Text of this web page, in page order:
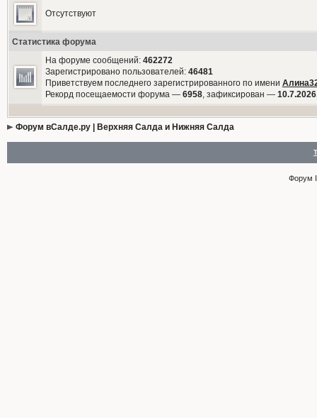
Отсутствуют
Статистика форума
На форуме сообщений: 462272
Зарегистрировано пользователей: 46481
Приветствуем последнего зарегистрированного по имени
Рекорд посещаемости форума — 6958, зафиксирован —
Форум вСалде.ру | Верхняя Салда и Нижняя Салда
Форум